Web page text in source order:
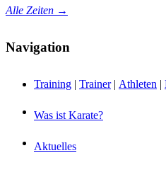
Alle Zeiten →
Navigation
Training | Trainer | Athleten |
Was ist Karate?
Aktuelles